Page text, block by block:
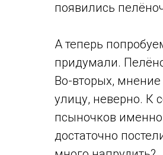
появились
А теперь
придумали.
Во-вторых, мнение
улицу, неверно. К
псыночков
достаточно